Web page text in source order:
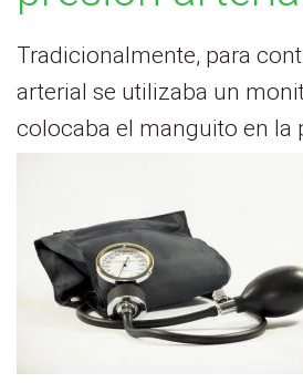
Tradicionalmente, para
arterial se utilizaba un
colocaba el manguito en la